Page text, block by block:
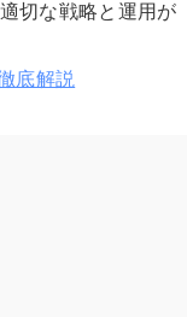
切な戦略と運用が
底解説